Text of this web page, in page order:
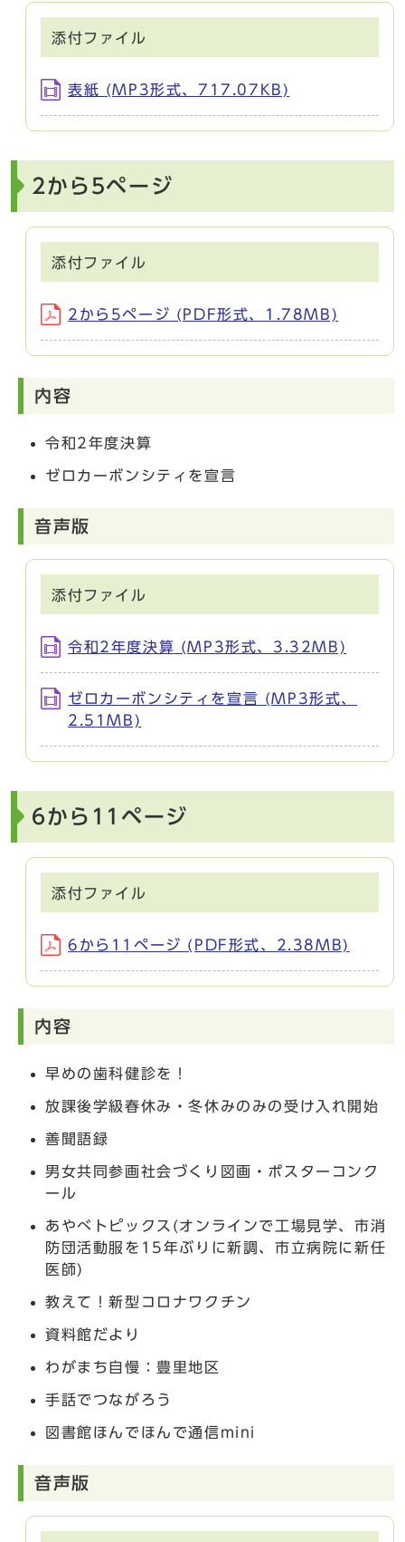
添付ファイル
表紙 (MP3形式、717.07KB)
2から5ページ
添付ファイル
2から5ページ (PDF形式、1.78MB)
内容
令和2年度決算
ゼロカーボンシティを宣言
音声版
添付ファイル
令和2年度決算 (MP3形式、3.32MB)
ゼロカーボンシティを宣言 (MP3形式、
2.51MB)
6から11ページ
添付ファイル
6から11ページ (PDF形式、2.38MB)
内容
早めの歯科健診を！
放課後学級春休み・冬休みのみの受け入れ開始
善聞語録
男女共同参画社会づくり図画・ポスターコンク
ール
あやべトピックス(オンラインで工場見学、市消
防団活動服を15年ぶりに新調、市立病院に新任
医師)
教えて！新型コロナワクチン
資料館だより
わがまち自慢：豊里地区
手話でつながろう
図書館ほんでほんで通信mini
音声版